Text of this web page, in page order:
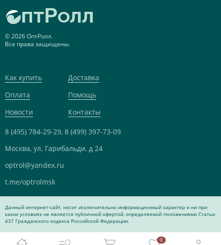
0
© 2026 ОптРолл.
Все права защищены.
Как купить
Доставка
Оплата
Помощь
Новости
Контакты
8 (495) 784-29-29, 8 (499) 397-73-09
Москва, ул. Гарибальди, д 24
optrol@yandex.ru
t.me/optrolmsk
Данный интернет-сайт, носит исключительно информационный характер и ни при
каких условиях не является публичной офертой, определяемой положениями Статьи
437 Гражданского кодекса Российской Федерации.